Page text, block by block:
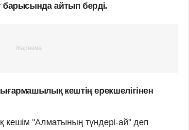
барысында айтып берді.
кештің ерекшелігінен
"Алматының түндері-ай" деп